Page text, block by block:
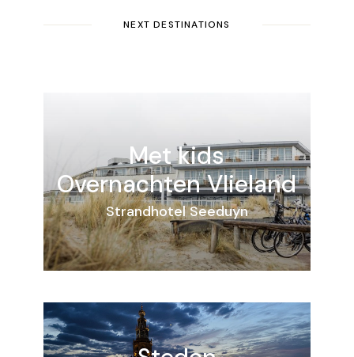
NEXT DESTINATIONS
Met kids
OvernachtenVlieland
Strandhotel Seeduyn